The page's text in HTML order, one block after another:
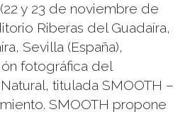
y 23 de noviembre de
Riberas del Guadaíra,
Sevilla (España),
fotográfica del
titulada SMOOTH –
SMOOTH propone